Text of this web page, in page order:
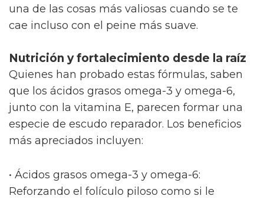
una de las cosas más valiosas cuando se te
cae incluso con el peine más suave.
Nutrición y fortalecimiento desde la raíz
Quienes han probado estas fórmulas, saben
que los ácidos grasos omega-3 y omega-6,
junto con la vitamina E, parecen formar una
especie de escudo reparador. Los beneficios
más apreciados incluyen:
• Ácidos grasos omega-3 y omega-6:
Reforzando el folículo piloso como si le